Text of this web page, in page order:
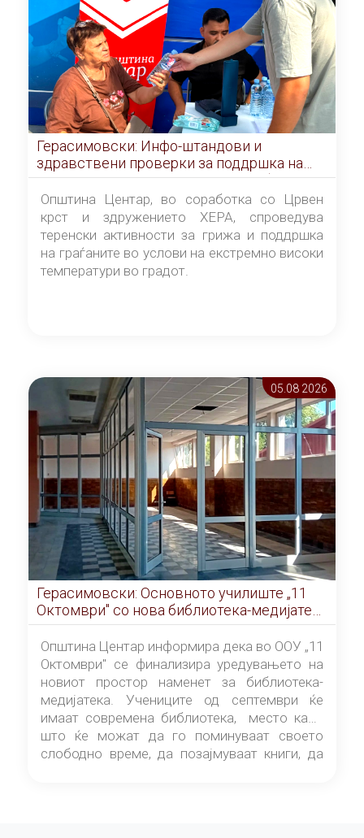
Герасимовски: Инфо-штандови и
здравствени проверки за поддршка на
граѓаните во услови на топлотен бран
Општина Центар, во соработка со Црвен
крст и здружението ХЕРА, спроведува
теренски активности за грижа и поддршка
на граѓаните во услови на екстремно високи
температури во градот.
05.08 2026
Герасимовски: Основното училиште „11
Октомври" со нова библиотека-медијатека
од септември
Општина Центар информира дека во ООУ „11
Октомври" се финализира уредувањето на
новиот простор наменет за библиотека-
медијатека. Учениците од септември ќе
имаат современа библиотека, место каде
што ќе можат да го поминуваат своето
слободно време, да позајмуваат книги, да